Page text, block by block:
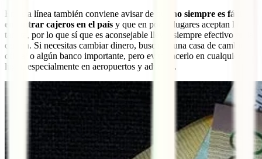
En esta línea también conviene avisar de que
no siempre es fácil
encontrar cajeros en el país y que en pocos lugares aceptan la
tarjeta, por lo que sí que es aconsejable llevar siempre efectivo en la
cartera. Si necesitas cambiar dinero, busca alguna casa de cambio
oficial o algún banco importante, pero evita hacerlo en cualquier
lugar, especialmente en aeropuertos y aduanas.